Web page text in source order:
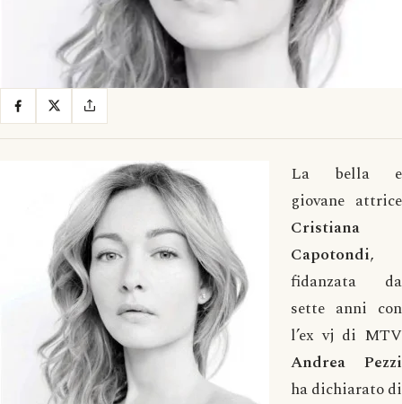
La bella e
giovane attrice
Cristiana
Capotondi,
fidanzata da
sette anni con
l’ex vj di MTV
Andrea Pezzi
ha dichiarato di